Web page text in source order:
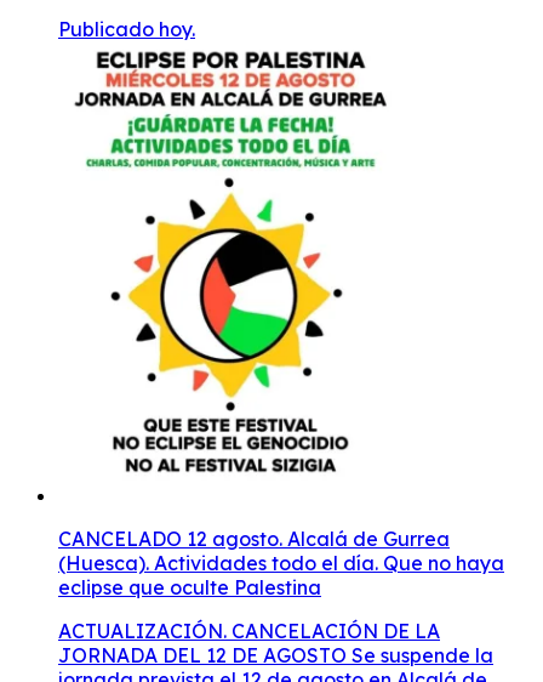
Publicado hoy.
CANCELADO 12 agosto. Alcalá de Gurrea
(Huesca). Actividades todo el día. Que no haya
eclipse que oculte Palestina
ACTUALIZACIÓN. CANCELACIÓN DE LA JORNADA DEL 12 DE AGOSTO Se suspende la jornada prevista el 12 de agosto en Alcalá de Gurrea en solidaridad con PalestinaLos colectivos impulsores de la iniciativa ‘Que este festival no eclipse el genocidio’ han cancelado la jornada cultural prevista para el 12 de agosto en Alcalá de Gurrea, aunque aseguran que mantendrán su campaña de denuncia contra los festivales que, a su juicio, implementan estrategias comerciales que confluyen con la política de lavado de cara cultural israelí. ARAINFO REDACCIÓN06 agosto, 2026. Los colectivos en solidaridad con Palestina implicados en la campaña “Que este festival no eclipse el genocidio” han anunciado la cancelación de la jornada cultural que tenían prevista para el próximo 12 de agosto en Alcalá de Gurrea, después de que el Ayuntamiento denegara el uso de los espacios municipales solicitados para su celebración. En el comunicado, las organizaciones comienzan celebrando “el éxito de la campaña” tras haberse logrado “la cancelación definitiva del macrofestival Sizigia en La Sotonera”. Sin embargo, explican que se han visto “en la obligación de comunicar la cancelación de la jornada cultural” prevista para el día del eclipse debido a la “reciente resolución municipal que deniega el uso de los espacios solicitados para tal fin”. Pese a ello, los colectivos agradecen la actitud inicial del consistorio. “Queremos expresar nuestro agradecimiento al Ayuntamiento de Alcalá de Gurrea, que hace apenas unas semanas nos abrió sus puertas, mostrándonos los espacios municipales y poniéndolos a nuestra disposición para esta jornada”, señalan. Asimismo, subrayan que la iniciativa “no pretendía en ningún caso ser un evento masivo, sino un encuentro de apoyo, charla y convivencia”. En este sentido, consideran que el cambio de postura del Ayuntamiento “ha podido venir motivado por la lógica preocupación que existe en nuestro territorio ante el riesgo extremo de incendios, la sequía persistente y el movimiento de personas previsto para el día del eclipse, factores de seguridad que respetamos”. Los colectivos también valoran “positivamente el compromiso del consistorio al haber presentado alegaciones contra el proyecto del festival Sizigia, sumándose a las voces que alertaban sobre sus deficiencias”.La campaña continúa A pesar de la suspensión de la jornada, aseguran que mantendrán su actividad. “Seguiremos impulsando con firmeza las campañas de información contra otros eventos que mantienen vínculos con el fondo sionismo (como es el caso del Monegros Desert Festival o el Festival Own Spirit) y seguiremos vigilantes en defensa de nuestro territorio y ante cualquier intento de convertirlo en un destino atractivo para el turismo sionista”, afirman. El comunicado concluye con un agradecimiento “a todas las personas, plataformas y colectivos implicados en esta red solidaria que, día a día, sigue trabajando incansablemente para denunciar el genocidio en Palestina y en defensa de nuestro territorio”. “Hoy, a pesar de la cancelación de nuestra jornada el día del eclipse, podemos afirmar con orgullo que ningún festival ha logrado eclipsar el genocidio; una buena noticia para el territorio y una victoria de la organización colectiva”, concluyen. 1 de julio 🇵🇸Desde los colectivos de Aragón con Palestina hemos organizado para el próximo 12 de agosto en Alcalá de Gurrea (Huesca) una jornada por Palestina que esperamos muestre que "ningún festival puede eclipsar un genocidio." 🥗Habrá comida popular, charlas, musíca y hasta bañito refrescante quizás. Programa 12:30 Recibimiento14:00 Comida popular15:30 Charla de Yala Nafarroa a mano de Lidon Soriano17:00 Concentración, reivindicación de la lucha y fortaleza de la red.18:00 Concierto “Pirineo Gypsy Jazz”19:00 Cierre 💦 Contamos con espacios sombreados y también de interior con baños para soportar el calor. ✊🏽A la tarde haremos una concentración para mostrar el rechazo al festival Sizigia. 🌕🌑Habrá tiempo para que cada quién escoja desde dónde y cómo quiere ver el eclipse. En esa zona se verá al 100% entre las 20:30-20:32h. 🕶️Tendremos gafas customizadas con el precioso logo. 👉NO compres en Amazon ✊🏽🇵🇸Vamos a transformar un evento de lavado de cara Sionista en un acto de solidaridad con Palestina ¡Aragón libre de Sionismo! ❤️‍🔥Sabemos que desde otros territorios como Cataluña, Euskal Herria o Galiza se están organizando para acudir. ¡Os esperamos! Una vez más... 🔥QUE ESTE FESTIVAL NO ECLIPSE El GENOCIDIO🔥 Celebra “el poder de la organización colectiva” por la cancelación del Sizigia con una jornada en Alcalá de Gurrea (Huesca)Lugar: Alcalá de Gurrea (Huesca)Fecha: 12/08/2026La jornada se desarrollará el 12 de agosto —coincidiendo con el eclipse— en Alcalá de Gurrea como un acto de apoyo al pueblo palestino. Los colectivos convocantes anuncian la continuidad de la campaña contra el lavado de cara cultural del genocidio a través de festivales musicales realizados en el Alto Aragón. PABLO HÍJAR, 1 julio, 2026. 07:00Última actualización: 02 agosto, 2026. 07:00 Los colectivos de protección de la naturaleza y de solidaridad con Palestina del Alto Aragón han celebrado la cancelación definitiva del macrofestival de La Sotonera, anunciada por la empresa organizadora el viernes de la semana pasada. La cancelación llegaba después de que el INAGA, en una resolución emitida el 20 de julio, apreciara “carencias documentales” y un “insuficiente planteamiento de alternativas” en el proyecto del macrofestival que se pretendía realizar en La Sotonera, un espacio de alto valor ambiental y que cuenta con protección. El organismo público dispuso la obligación de someter el evento a una evaluación ambiental ordinaria y conminaba a los organizadores a realizar una importante batería de cambios y correcciones en su estudio de impacto ambiental. En particular, las plataformas que integran una campaña conjunta que pretende denunciar la instrumentalización de los festivales que se realizan en el territorio altoaragonés para el lavado de cara del genocidio en Palestina, y que arrancó a comienzos de este año, atribuyen este desenlace al trabajo de organización y movilización desarrollado durante los últimos meses. De hecho, su colaboración con los grupos ecologistas y entidades conservacionistas ha sido una de las claves para entender la suspensión del festival. En un comunicado difundido a través de redes sociales y canales de mensajería, sostienen que la suspensión demuestra “el poder de la organización colectiva” y reivindican “el éxito” de la campaña impulsada contra el evento. Las organizaciones anuncian, además, que mantendrán la campaña de boicot contra el fondo de inversión KKR y contra otros festivales que, según denuncian, mantienen relaciones con este fondo o que contratan artistas israelíes en una política comercial de atracción de público proveniente del Estado sionista. En este sentido, señalan que continuarán sus acciones informativas en torno al Monegros Desert Festival, ya celebrado el fin de semana pasado, y al Own Spirit Festival, previsto entre el 2 y el 7 de septiembre en Baldellou (Ribagorza). Ambos festivales han obviado hasta ahora los llamamientos de las organizaciones de solidaridad con Palestina, así como las recomendaciones de la campaña internacional BDS —Boicot, Desinversión y Sanciones— para detener el lavado de cara israelí en Europa a través de la cultura. El primero —Monegros Desert Festival— mantiene al fondo proisraelí como el principal accionista de su matriz empresarial y organizó, de la mano de la DJ canaria Indira Paganotto, un escenario donde, entre otros, han actuado los artistas israelíes Astrix, Captain Hook y Ace Ventura. El segundo —Own Spirit—, organizado por el mismo equipo que el Sizigia, abrió la polémica en Aragón sobre la participación de artistas y público procedente de Israel cuando asistentes denunciaron en septiembre de 2025 la retirada de un pequeño cartel solidario con el pueblo palestino o describieron la presencia de un numeroso público llegado desde la entidad colonial. Hasta entonces, el fenómeno había pasado casi inadvertido. Incentivos fiscales y subvenciones para elRow Esta semana Hordago-El Salto publicaba una pieza de Ahoztar Zelaieta que ponía el foco en las ventajas fiscales que elRow, la matriz que organiza el Monegros Desert Festival y las propias fiestas de elRow, obtendría de la Diputación de Bizkaia después de trasladar su domicilio fiscal desde Catalunya. Este traslado, según sus propios gestores, obedeció únicamente a la voluntad de disfrutar de los incentivos fiscales. El fondo KKR participa en el grupo catalán a través de Superstruct, una de las principales multinacionales dedicadas a la promoción de grandes eventos y que adquirió en 2024. En el artículo, además, desgrana cómo este entramado societario ha penetrado en el propio tejido institucional de la CAV. Las ventajas otorgadas supondrían, según la información publicada, alcanzar deducciones de hasta el 50% del gasto. Además, habrían recibido 195.000 euros en subvenciones directas de la Diputación de Bizkaia (Departamento de Promoción Económica) y un contrato de 83.455 euros del Bilbao Exhibition Center (BEC). Jornada solidaria en Alcalá de Gurrea (Huesca) Las plataformas y colectivos de solidaridad con Palestina llevan dos semanas anunciando que convocan una cita en Alcalá de Gurrea el 12 de agosto como protesta por la celebración del festival Sizigia. Tras su cancelación, han confirmado que mantienen la convocatoria como una jornada de apoyo al pueblo palestino. El programa incluirá comida popular, una charla, actuaciones musicales y una concentración para mostrar su rechazo a las entidades que, según afirman, “apoyan y financian el genocidio”. Anuncian que el evento contará “con espacios sombreados” y las personas que se desplacen a la localidad, si así lo desean, podrán darse “un bañito refrescante” en las piscinas municipales de la localidad. Por último, anuncian que tendrán disponibles “gafas cust